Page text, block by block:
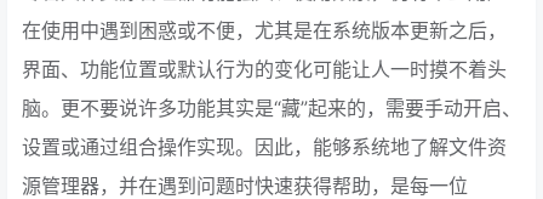
在使用中遇到困惑或不便，尤其是在系统版本更新之后，
界面、功能位置或默认行为的变化可能让人一时摸不着头
脑。更不要说许多功能其实是“藏”起来的，需要手动开启、
设置或通过组合操作实现。因此，能够系统地了解文件资
源管理器，并在遇到问题时快速获得帮助，是每一位